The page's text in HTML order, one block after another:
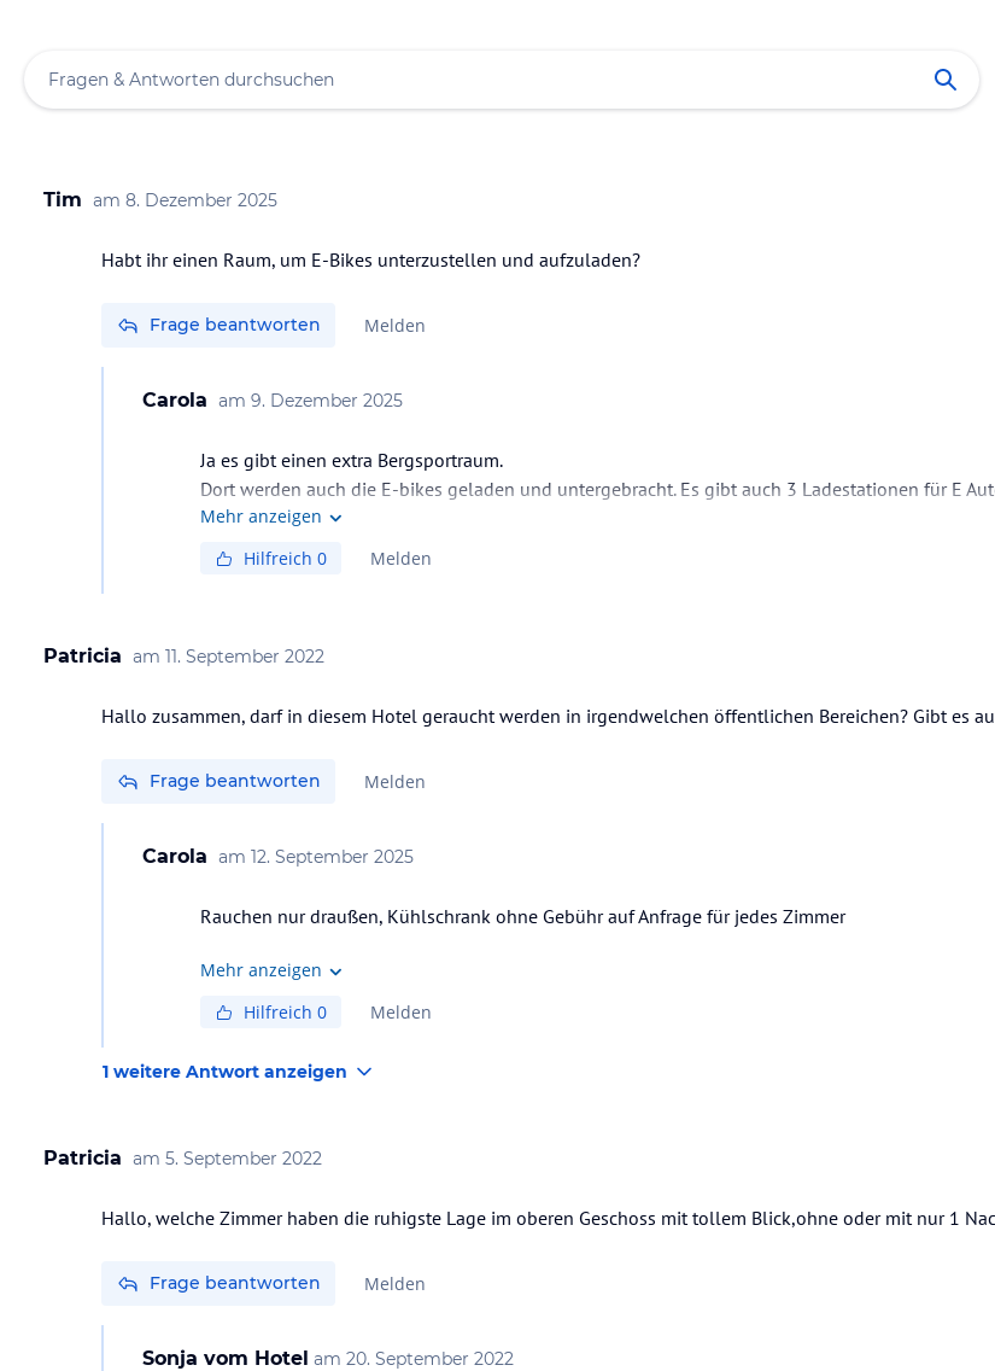
Tim am 8. Dezember 2025
Habt ihr einen Raum, um E-Bikes unterzustellen und aufzuladen?
Frage beantworten Melden
Carola am 9. Dezember 2025
Ja es gibt einen extra Bergsportraum.
Dort werden auch die E-bikes geladen und untergebracht. Es gibt auch 3 Ladestationen für E
Mehr anzeigen
Hilfreich 0 Melden
Patricia am 11. September 2022
Hallo zusammen, darf in diesem Hotel geraucht werden in irgendwelchen öffentlichen Bereichen? Gibt es
Frage beantworten Melden
Carola am 12. September 2025
Rauchen nur draußen, Kühlschrank ohne Gebühr auf Anfrage für jedes Zimmer
Mehr anzeigen
Hilfreich 0 Melden
1 weitere Antwort anzeigen
Patricia am 5. September 2022
Hallo, welche Zimmer haben die ruhigste Lage im oberen Geschoss mit tollem Blick,ohne oder mit nur 1
Frage beantworten Melden
Sonja vom Hotel am 20. September 2022